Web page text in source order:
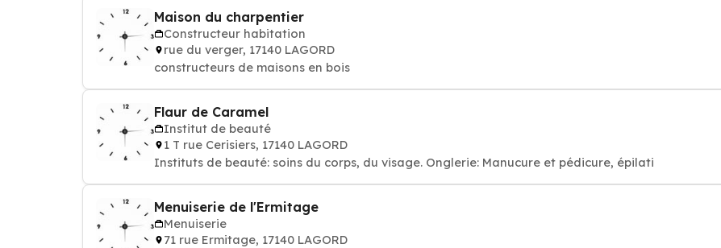
Maison du charpentier
Constructeur habitation
rue du verger, 17140 LAGORD
constructeurs de maisons en bois
Flaur de Caramel
Institut de beauté
1 T rue Cerisiers, 17140 LAGORD
Instituts de beauté: soins du corps, du visage. Onglerie: Manucure et pédicure, épilati
Menuiserie de l'Ermitage
Menuiserie
71 rue Ermitage, 17140 LAGORD